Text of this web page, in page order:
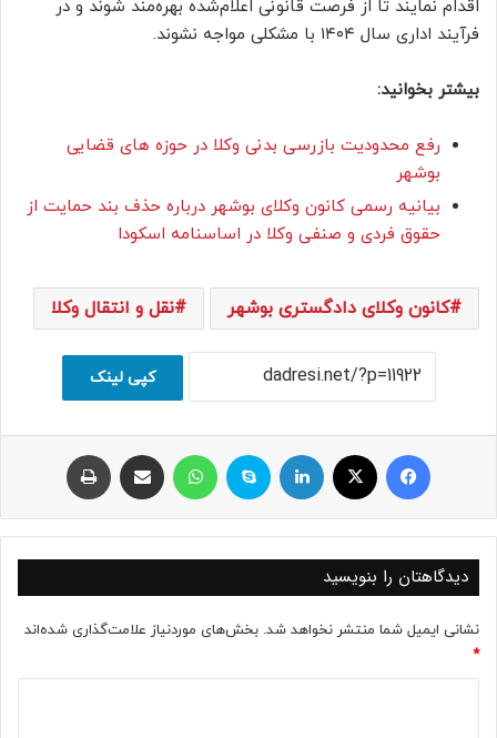
اقدام نمایند تا از فرصت قانونی اعلام‌شده بهره‌مند شوند و در
فرآیند اداری سال ۱۴۰۴ با مشکلی مواجه نشوند.
بیشتر بخوانید:
رفع محدودیت بازرسی بدنی وکلا در حوزه های قضایی
بوشهر
بیانیه رسمی کانون وکلای بوشهر درباره حذف بند حمایت از
حقوق فردی و صنفی وکلا در اساسنامه اسکودا
کانون وکلای دادگستری بوشهر نقل و انتقال وکلا
کپی لینک
فیسبوک ایکس لینکداین اسکایپ واتس آپ اشتراک با ایمیل
دیدگاهتان را بنویسید
نشانی ایمیل شما منتشر نخواهد شد. بخش‌های موردنیاز علامت‌گذاری شده‌اند
*